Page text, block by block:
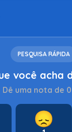
PESQUISA RÁPIDA
você acha
Dê uma nota de
😞